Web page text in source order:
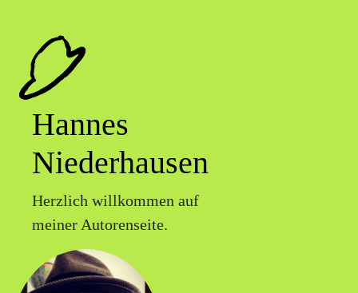
Hannes
Niederhausen
Herzlich willkommen auf
meiner Autorenseite.